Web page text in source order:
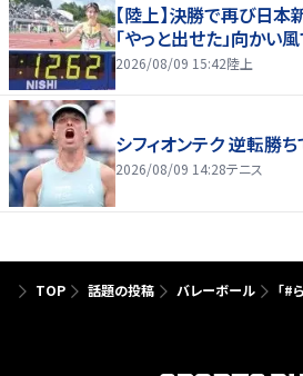
【陸上】決勝で再び日
「やっと出せた」向かい
2026/08/09 15:42陸上
シフィオンテク 逆転勝
2026/08/09 14:28テニス
TOP 話題の投稿 バレーボール 「#